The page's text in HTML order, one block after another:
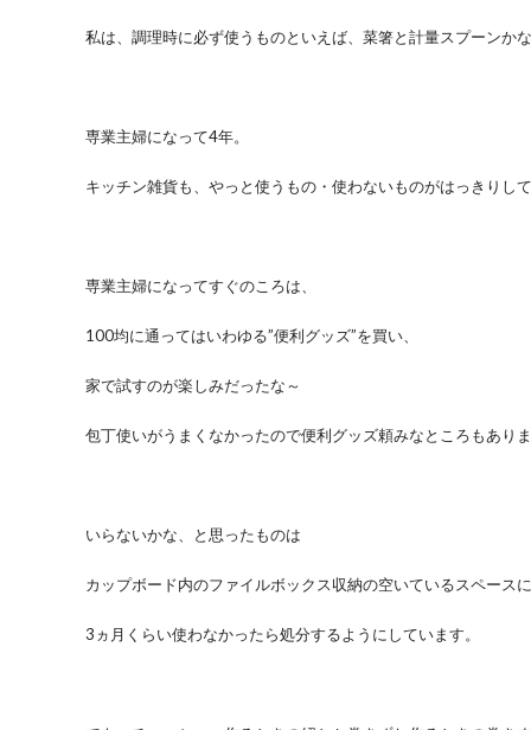
私は、調理時に必ず使うものといえば、菜箸と計量スプーンかな
専業主婦になって4年。
キッチン雑貨も、やっと使うもの・使わないものがはっきりして
専業主婦になってすぐのころは、
100均に通ってはいわゆる”便利グッズ”を買い、
家で試すのが楽しみだったな～
包丁使いがうまくなかったので便利グッズ頼みなところもあり
いらないかな、と思ったものは
カップボード内のファイルボックス収納の空いているスペースに
3ヵ月くらい使わなかったら処分するようにしています。